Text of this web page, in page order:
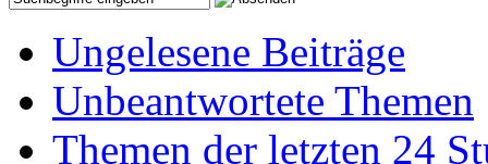
Ungelesene Beiträge
Unbeantwortete Themen
Themen der letzten 24